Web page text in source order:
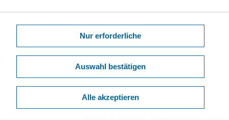
Gesundheitspreis 2011: Förderung der psychischen
Gesundheit von Kindern und Jugendlichen in NRW
Nur erforderliche
Auswahl bestätigen
Alle akzeptieren